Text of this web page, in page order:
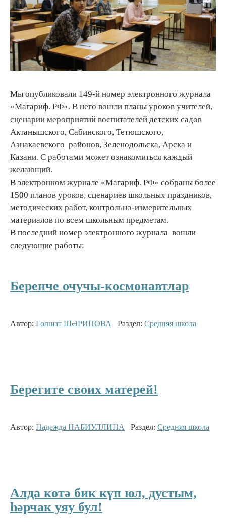
Мы опубликовали 149-й номер электронного журнала
«Магариф. РФ». В него вошли планы уроков учителей,
сценарии мероприятий воспитателей детских садов
Актанышского, Сабинского, Тетюшского,
Азнакаевского районов, Зеленодольска, Арска и
Казани. С работами может ознакомиться каждый
желающий.
В электронном журнале «Магариф. РФ» собраны более
1500 планов уроков, сценариев школьных праздников,
методических работ, контрольно-измерительных
материалов по всем школьным предметам.
В последний номер электронного журнала вошли
следующие работы:
Беренче очучы-космонавтлар
Автор: Гөлшат ШӘРИПОВА Раздел: Средняя школа
Берегите своих матерей!
Автор: Надежда НАБИУЛЛИНА Раздел: Средняя школа
Алда көтә бик күп юл, дустым,
һәрчак уяу бул!